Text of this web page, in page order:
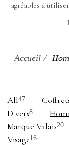
agréables à
Accueil
All47
Divers8
Marque Valais20
Visage16